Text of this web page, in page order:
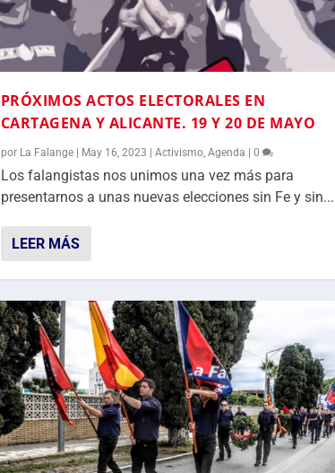
PRÓXIMOS ACTOS ELECTORALES EN
CARTAGENA Y ALICANTE. 19 Y 20 DE MAYO
por La Falange| May 16, 2023 Activismo, Agenda 0
Los falangistas nos unimos una vez más para
presentarnos a unas nuevas elecciones sin Fe y sin...
LEER MÁS